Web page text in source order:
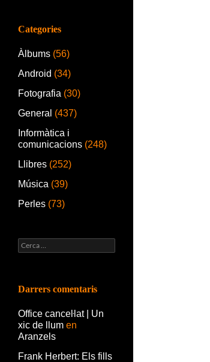
Categories
Àlbums (56)
Android (34)
Fotografia (30)
General (437)
Informàtica i
comunicacions (248)
Llibres (252)
Música (39)
Perles (73)
Cerca:
Darrers comentaris
Office canceŀlat | Un
xic de llum en
Aranzels
Frank Herbert: Els fills